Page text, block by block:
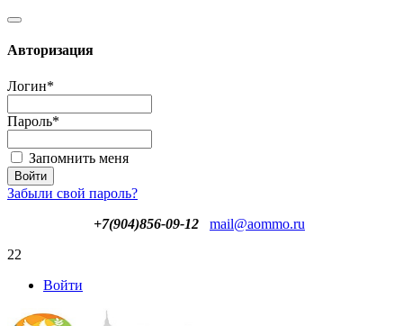
Авторизация
Логин*
Пароль*
Запомнить меня
Забыли свой пароль?
+7(904)856-09-12
mail@aommo.ru
22
Войти